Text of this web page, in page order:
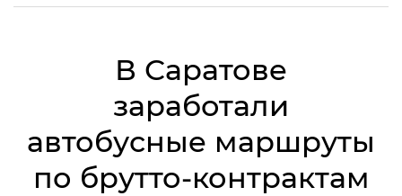
В Саратове
заработали
автобусные маршруты
по брутто-контрактам